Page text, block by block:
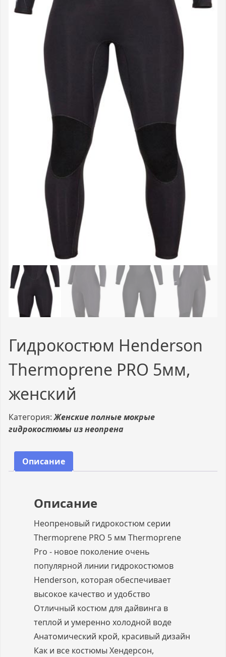
Гидрокостюм Henderson
Thermoprene PRO 5мм,
женский
Категория:Женские полные мокрые
гидрокостюмы из неопрена
Описание
Описание
Неопреновый гидрокостюм серии
Thermoprene PRO 5 мм Thermoprene
Pro - новое поколение очень
популярной линии гидрокостюмов
Henderson, которая обеспечивает
высокое качество и удобство
Отличный костюм для дайвинга в
теплой и умеренно холодной воде
Анатомический крой, красивый дизайн
Как и все костюмы Хендерсон,